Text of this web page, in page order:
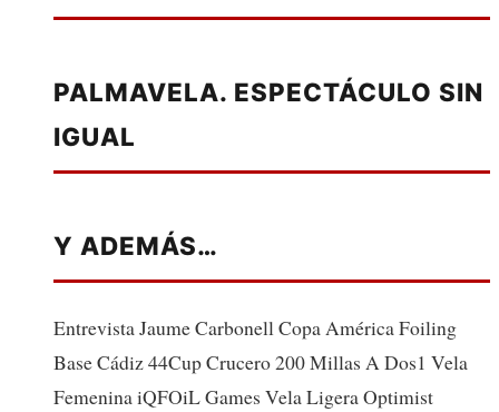
PALMAVELA. ESPECTÁCULO SIN
IGUAL
Y ADEMÁS…
Entrevista Jaume Carbonell Copa América Foiling
Base Cádiz 44Cup Crucero 200 Millas A Dos1 Vela
Femenina iQFOiL Games Vela Ligera Optimist